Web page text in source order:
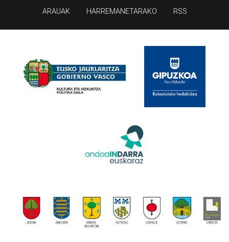
ARAUAK HARREMANETARAKO RSS